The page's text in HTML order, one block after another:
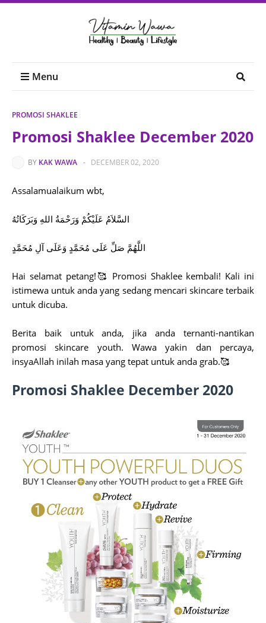
Menu
PROMOSI SHAKLEE
Promosi Shaklee December 2020
BY KAK WAWA - DECEMBER 02, 2020
Assalamualaikum wbt,
السَّلاَمُ عَلَيْكُمْ وَرَحْمَةُ اللهِ وَبَرَكَاتُهُ
اللَّهُمَّ صَلِّ عَلَى مُحَمَّدٍ وَعَلَى آلِ مُحَمَّدٍ
Hai selamat petang!🥰 Promosi Shaklee kembali! Kali ini
istimewa untuk anda yang sedang mencari skincare terbaik
untuk dicuba.
Berita baik untuk anda, jika anda ternanti-nantikan
promosi skincare youth. Wawa yakin dan percaya,
insyaAllah inilah masa yang tepat untuk anda grab.🥰
Promosi Shaklee December 2020